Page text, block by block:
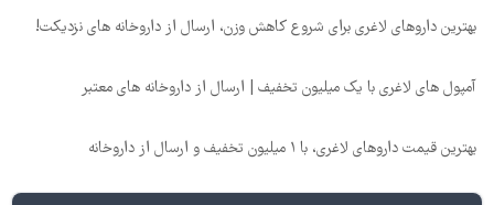
بهترین داروهای لاغری برای شروع کاهش وزن، ارسال از داروخانه های نزدیکت!
آمپول های لاغری با یک میلیون تخفیف | ارسال از داروخانه های معتبر
بهترین قیمت داروهای لاغری، با ۱ میلیون تخفیف و ارسال از داروخانه‌